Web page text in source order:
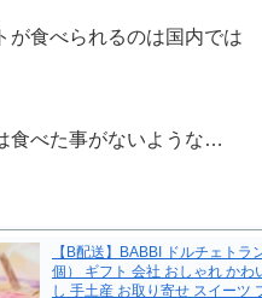
食べられるのは国内では
食べた事がないような…
【B配送】BABBI ドルチェトラ
個） ギフト 会社 おしゃれ かわ
し 手土産 お取り寄せ スイーツ